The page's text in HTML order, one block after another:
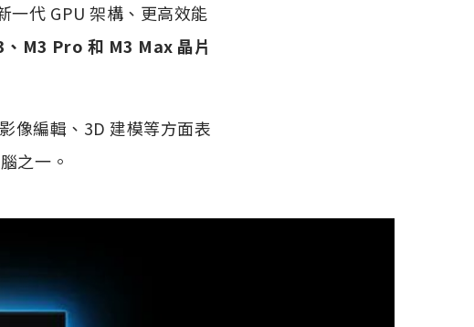
一代 GPU 架構、更高效能
、M3 Pro 和 M3 Max 晶片
像編輯、3D 建模等方面表
之一。